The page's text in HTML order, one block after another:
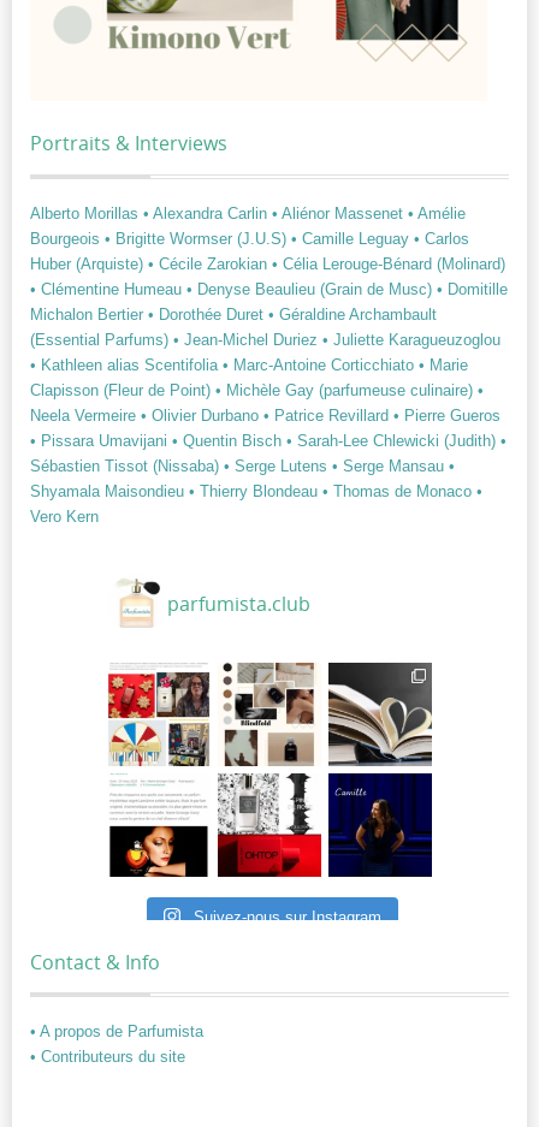
Portraits & Interviews
Alberto Morillas • Alexandra Carlin • Aliénor Massenet • Amélie
Bourgeois • Brigitte Wormser (J.U.S) • Camille Leguay • Carlos
Huber (Arquiste) • Cécile Zarokian • Célia Lerouge-Bénard (Molinard)
• Clémentine Humeau • Denyse Beaulieu (Grain de Musc) • Domitille
Michalon Bertier • Dorothée Duret • Géraldine Archambault
(Essential Parfums) • Jean-Michel Duriez • Juliette Karagueuzoglou
• Kathleen alias Scentifolia • Marc-Antoine Corticchiato • Marie
Clapisson (Fleur de Point) • Michèle Gay (parfumeuse culinaire) •
Neela Vermeire • Olivier Durbano • Patrice Revillard • Pierre Gueros
• Pissara Umavijani • Quentin Bisch • Sarah-Lee Chlewicki (Judith) •
Sébastien Tissot (Nissaba) • Serge Lutens • Serge Mansau •
Shyamala Maisondieu • Thierry Blondeau • Thomas de Monaco •
Vero Kern
parfumista.club
Suivez-nous sur Instagram
Contact & Info
• A propos de Parfumista
• Contributeurs du site